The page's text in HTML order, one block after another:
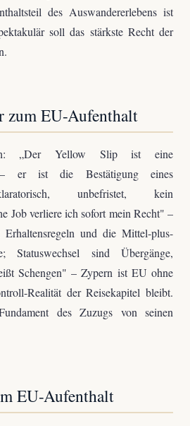
des Auswandererlebens ist
soll das stärkste Recht der
zum EU-Aufenthalt
„Der Yellow Slip ist eine
– er ist die Bestätigung eines
unbefristet, kein
Job verliere ich sofort mein Recht" –
und die Mittel-plus-
Statuswechsel sind Übergänge,
Schengen" – Zypern ist EU ohne
Realität der Reisekapitel bleibt.
des Zuzugs von seinen
EU-Aufenthalt